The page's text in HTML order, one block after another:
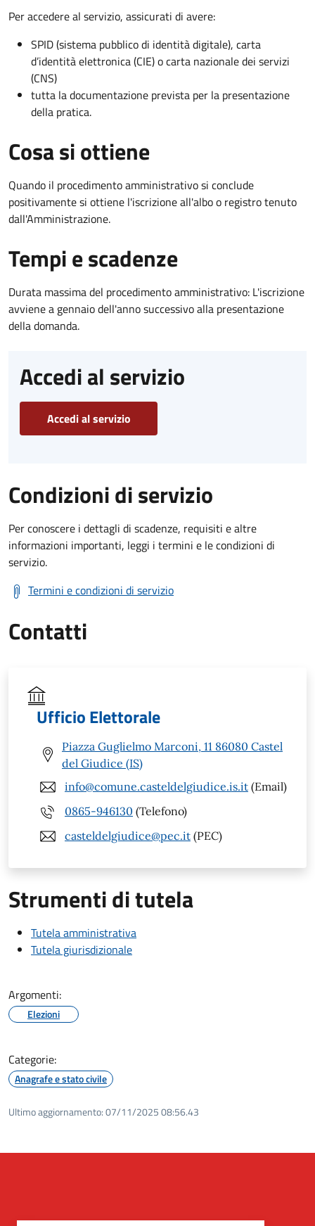
Per accedere al servizio, assicurati di avere:
SPID (sistema pubblico di identità digitale), carta
d’identità elettronica (CIE) o carta nazionale dei servizi
(CNS)
tutta la documentazione prevista per la presentazione
della pratica.
Cosa si ottiene
Quando il procedimento amministrativo si conclude
positivamente si ottiene l'iscrizione all'albo o registro tenuto
dall'Amministrazione.
Tempi e scadenze
Durata massima del procedimento amministrativo: L'iscrizione
avviene a gennaio dell'anno successivo alla presentazione
della domanda.
Accedi al servizio
Accedi al servizio
Condizioni di servizio
Per conoscere i dettagli di scadenze, requisiti e altre
informazioni importanti, leggi i termini e le condizioni di
servizio.
Termini e condizioni di servizio
Contatti
Ufficio Elettorale
Piazza Guglielmo Marconi, 11 86080 Castel
del Giudice (IS)
info@comune.casteldelgiudice.is.it (Email)
0865-946130 (Telefono)
casteldelgiudice@pec.it (PEC)
Strumenti di tutela
Tutela amministrativa
Tutela giurisdizionale
Argomenti:
Elezioni
Categorie:
Anagrafe e stato civile
Ultimo aggiornamento:07/11/2025 08:56.43